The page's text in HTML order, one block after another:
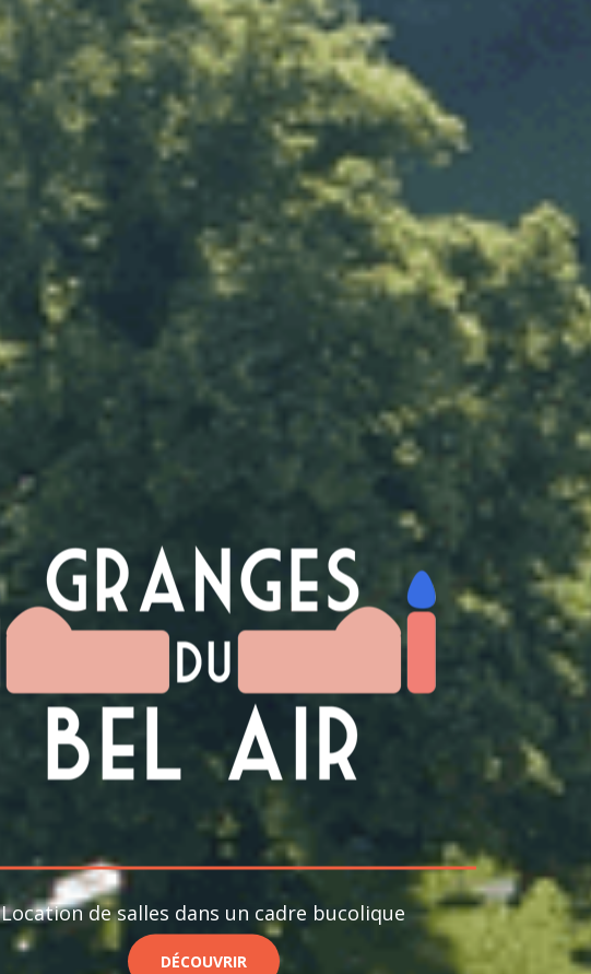
Location de salles dans un cadre bucolique
DÉCOUVRIR